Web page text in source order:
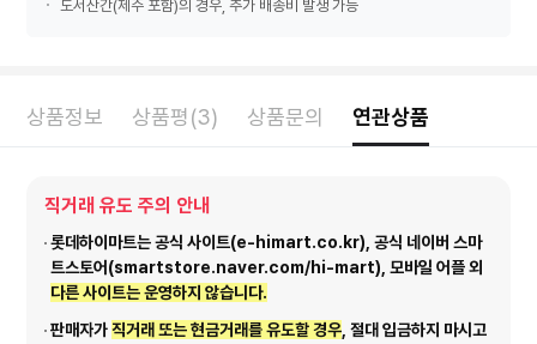
도서산간(제주 포함)의 경우, 추가 배송비 발생 가능
상품정보 상품평(3) 상품문의 연관상품
직거래 유도 주의 안내
롯데하이마트는 공식 사이트(e-himart.co.kr), 공식 네이버 스마
트스토어(smartstore.naver.com/hi-mart), 모바일 어플 외
다른 사이트는 운영하지 않습니다.
판매자가직거래 또는 현금거래를 유도할 경우 , 절대 입금하지 마시고